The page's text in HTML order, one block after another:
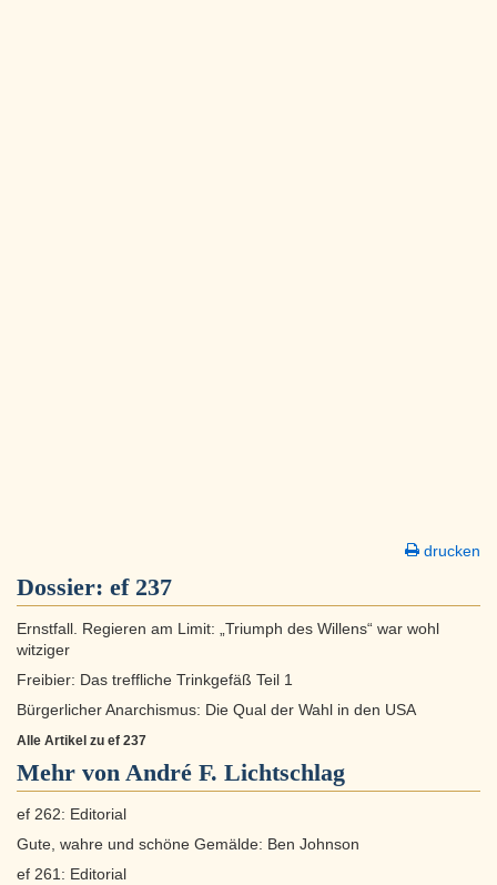
drucken
Dossier: ef 237
Ernstfall. Regieren am Limit: „Triumph des Willens“ war wohl
witziger
Freibier: Das treffliche Trinkgefäß Teil 1
Bürgerlicher Anarchismus: Die Qual der Wahl in den USA
Alle Artikel zu ef 237
Mehr von André F. Lichtschlag
ef 262: Editorial
Gute, wahre und schöne Gemälde: Ben Johnson
ef 261: Editorial